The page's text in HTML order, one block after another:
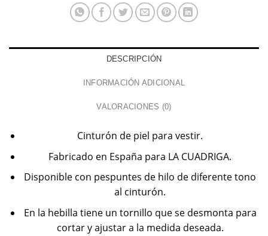
DESCRIPCIÓN
INFORMACIÓN ADICIONAL
VALORACIONES (0)
Cinturón de piel para vestir.
Fabricado en España para LA CUADRIGA.
Disponible con pespuntes de hilo de diferente tono
al cinturón.
En la hebilla tiene un tornillo que se desmonta para
cortar y ajustar a la medida deseada.